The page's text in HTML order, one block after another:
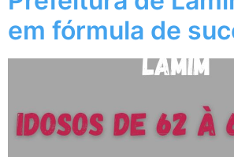
em fórmula de